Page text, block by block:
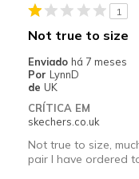
1
Not true to size
Enviado há 7 meses
Por LynnD
de UK
CRÍTICA EM
skechers.co.uk
Not true to size,
pair I have ordered